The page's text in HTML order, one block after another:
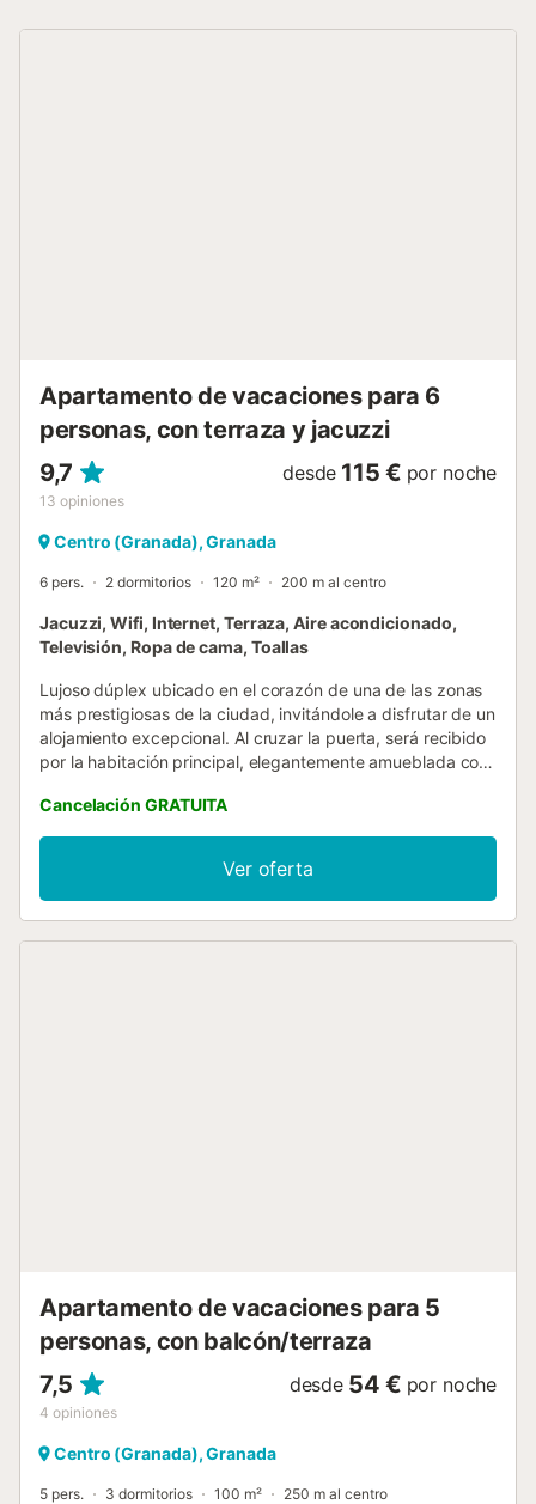
Apartamento de vacaciones para 6
personas, con terraza y jacuzzi
9,7
13 opiniones
desde 115 € por noche
Centro (Granada), Granada
6 pers. 2 dormitorios 120 m² 200 m al centro
Jacuzzi, Wifi, Internet, Terraza, Aire acondicionado,
Televisión, Ropa de cama, Toallas
Lujoso dúplex ubicado en el corazón de una de las zonas
más prestigiosas de la ciudad, invitándole a disfrutar de un
alojamiento excepcional. Al cruzar la puerta, será recibido
por la habitación principal, elegantemente amueblada con
un amplio ventanal que asegura luminosidad y un
generoso armario para su comodidad. A un lado,
encontrará un baño meticulosamente diseñado con una
hermosa bañera. Continuando, descubrirá un espacioso
salón con sofá cama y una cocina modernamente
Cancelación GRATUITA
Ver oferta
Apartamento de vacaciones para 5
personas, con balcón/terraza
7,5
4 opiniones
desde 54 € por noche
Centro (Granada), Granada
5 pers. 3 dormitorios 100 m² 250 m al centro